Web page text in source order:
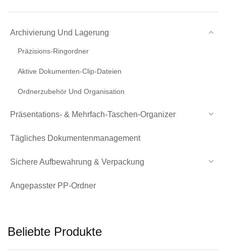
Archivierung Und Lagerung
Präzisions-Ringordner
Aktive Dokumenten-Clip-Dateien
Ordnerzubehör Und Organisation
Präsentations- & Mehrfach-Taschen-Organizer
Tägliches Dokumentenmanagement
Sichere Aufbewahrung & Verpackung
Angepasster PP-Ordner
Beliebte Produkte